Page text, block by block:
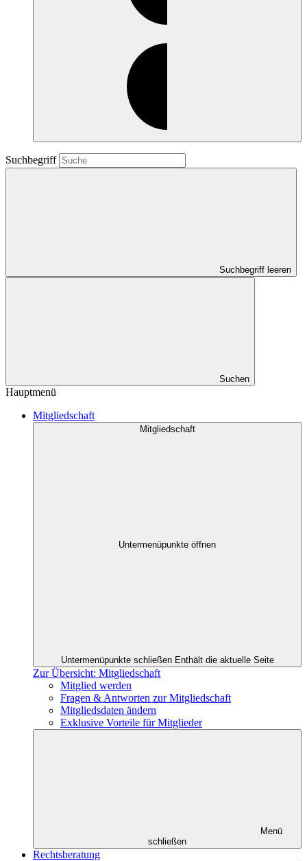
Suchbegriff
Suchbegriff leeren
Suchen
Hauptmenü
Mitgliedschaft
Mitgliedschaft
Untermenüpunkte öffnen
Untermenüpunkte schließen Enthält die aktuelle Seite
Zur Übersicht: Mitgliedschaft
Mitglied werden
Fragen & Antworten zur Mitgliedschaft
Mitgliedsdaten ändern
Exklusive Vorteile für Mitglieder
Menü
schließen
Rechtsberatung